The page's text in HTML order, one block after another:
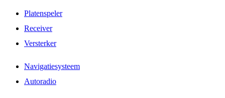
Platenspeler
Receiver
Versterker
Navigatiesysteem
Autoradio